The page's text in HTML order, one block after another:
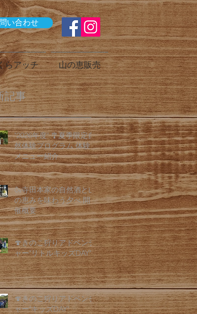
い合わせ
らアッチ 山の恵販売
記事
"2026年度" 🎐夏季限定自
然体験プログラム 体験
メニュー紹介
🍶寺田本家の自然酒と山
の恵みを味わう夕べ 開
催概要
🍄きのこ狩りアドベンチ
ャー"リトルキッズDAY"
🍄きのこ狩りアドベンチ
ャー"キッズDAY"